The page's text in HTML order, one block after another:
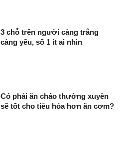
3 chỗ trên người càng trắng
càng yếu, số 1 ít ai nhìn
Có phải ăn cháo thường xuyên
sẽ tốt cho tiêu hóa hơn ăn cơm?